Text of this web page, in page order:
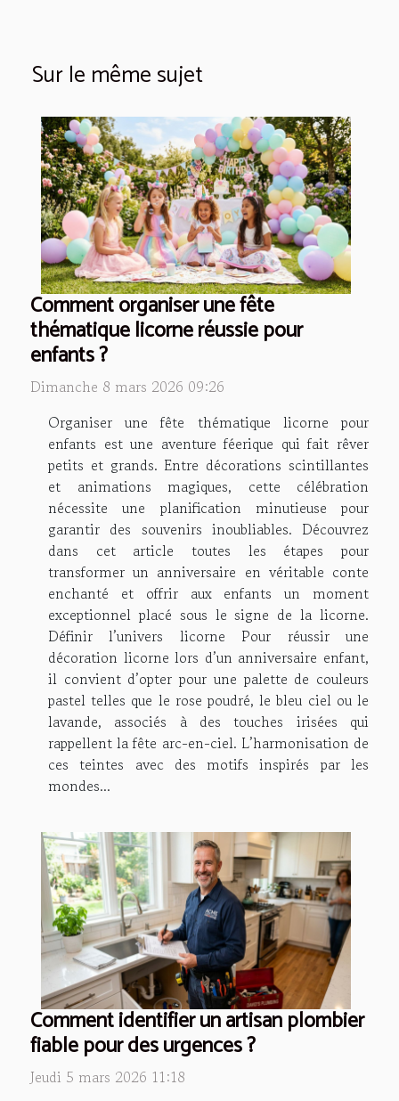
Sur le même sujet
Comment organiser une fête
thématique licorne réussie pour
enfants ?
Dimanche 8 mars 2026 09:26
Organiser une fête thématique licorne pour
enfants est une aventure féerique qui fait rêver
petits et grands. Entre décorations scintillantes
et animations magiques, cette célébration
nécessite une planification minutieuse pour
garantir des souvenirs inoubliables. Découvrez
dans cet article toutes les étapes pour
transformer un anniversaire en véritable conte
enchanté et offrir aux enfants un moment
exceptionnel placé sous le signe de la licorne.
Définir l’univers licorne Pour réussir une
décoration licorne lors d’un anniversaire enfant,
il convient d’opter pour une palette de couleurs
pastel telles que le rose poudré, le bleu ciel ou le
lavande, associés à des touches irisées qui
rappellent la fête arc-en-ciel. L’harmonisation de
ces teintes avec des motifs inspirés par les
mondes...
Comment identifier un artisan plombier
fiable pour des urgences ?
Jeudi 5 mars 2026 11:18